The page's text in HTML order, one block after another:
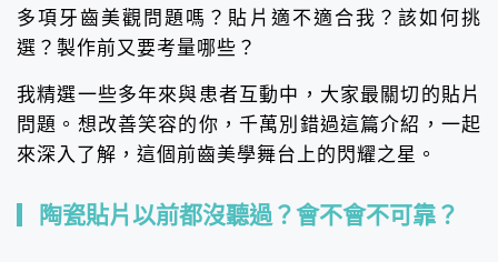
多項牙齒美觀問題嗎？貼片適不適合我？該如何挑
選？製作前又要考量哪些？
我精選一些多年來與患者互動中，大家最關切的貼片
問題。想改善笑容的你，千萬別錯過這篇介紹，一起
來深入了解，這個前齒美學舞台上的閃耀之星。
陶瓷貼片以前都沒聽過？會不會不可靠？